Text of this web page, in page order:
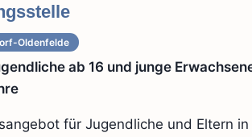
Oldenfelde
ab 16 und junge
für Jugendliche und Eltern in